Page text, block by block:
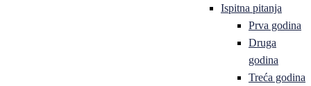
Ispitna pitanja
Prva godina
Druga
godina
Treća godina